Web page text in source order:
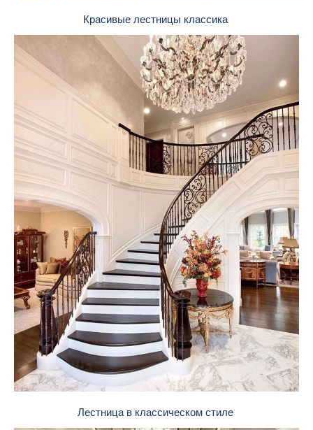
Красивые лестницы классика
Лестница в классическом стиле